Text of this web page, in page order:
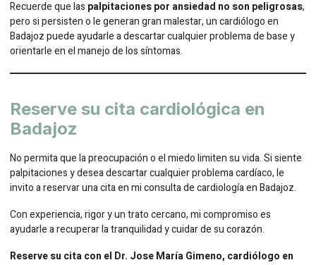
Recuerde que las palpitaciones por ansiedad no son peligrosas,
pero si persisten o le generan gran malestar, un cardiólogo en
Badajoz puede ayudarle a descartar cualquier problema de base y
orientarle en el manejo de los síntomas.
Reserve su cita cardiológica en
Badajoz
No permita que la preocupación o el miedo limiten su vida. Si siente
palpitaciones y desea descartar cualquier problema cardíaco, le
invito a reservar una cita en mi consulta de cardiología en Badajoz.
Con experiencia, rigor y un trato cercano, mi compromiso es
ayudarle a recuperar la tranquilidad y cuidar de su corazón.
Reserve su cita con el Dr. Jose María Gimeno, cardiólogo en